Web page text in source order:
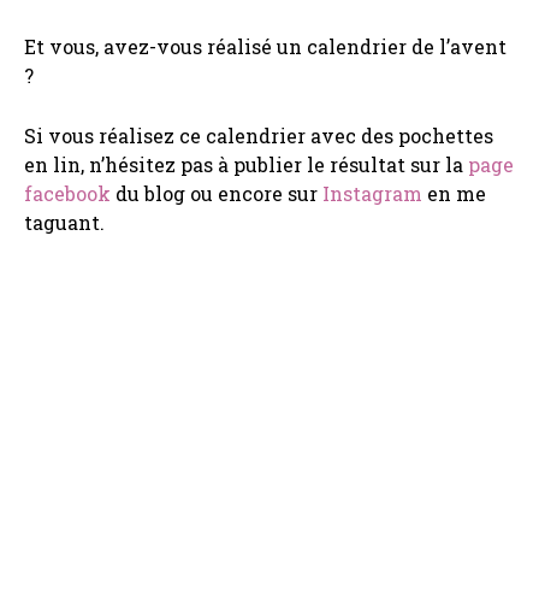
Et vous, avez-vous réalisé un calendrier de l’avent
?
Si vous réalisez ce calendrier avec des pochettes
en lin, n’hésitez pas à publier le résultat sur la page
facebook du blog ou encore sur Instagram en me
taguant.